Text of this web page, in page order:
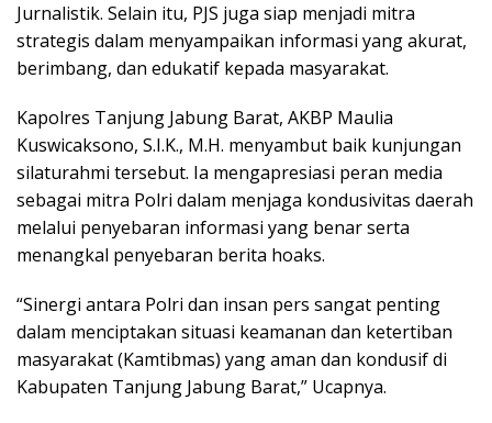
Jurnalistik. Selain itu, PJS juga siap menjadi mitra
strategis dalam menyampaikan informasi yang akurat,
berimbang, dan edukatif kepada masyarakat.
Kapolres Tanjung Jabung Barat, AKBP Maulia
Kuswicaksono, S.I.K., M.H. menyambut baik kunjungan
silaturahmi tersebut. Ia mengapresiasi peran media
sebagai mitra Polri dalam menjaga kondusivitas daerah
melalui penyebaran informasi yang benar serta
menangkal penyebaran berita hoaks.
“Sinergi antara Polri dan insan pers sangat penting
dalam menciptakan situasi keamanan dan ketertiban
masyarakat (Kamtibmas) yang aman dan kondusif di
Kabupaten Tanjung Jabung Barat,” Ucapnya.